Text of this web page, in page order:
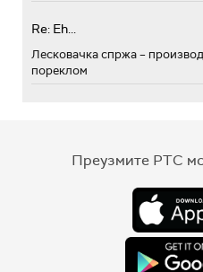
Re: Eh...
Лесковачка спржа –
пореклом
Преузмите РТС